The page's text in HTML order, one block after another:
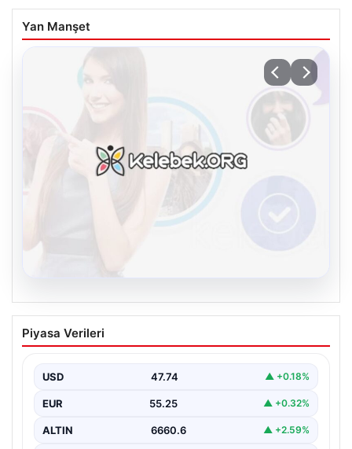
Yan Manşet
Kelebek chat adresi İle Dijital İletişimin
Sertifikalı Adresi Ve Muhabbet
İnternet çağında bireylerin güvenli bir tarzda irtibat
Piyasa Verileri
USD 47.74 ▲ +0.18%
EUR 55.25 ▲ +0.32%
ALTIN 6660.6 ▲ +2.59%